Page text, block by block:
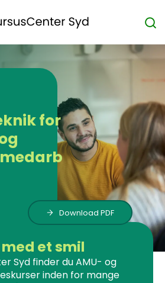
et smil
Syd finder du AMU- og
inden for mange
for
Download PDF